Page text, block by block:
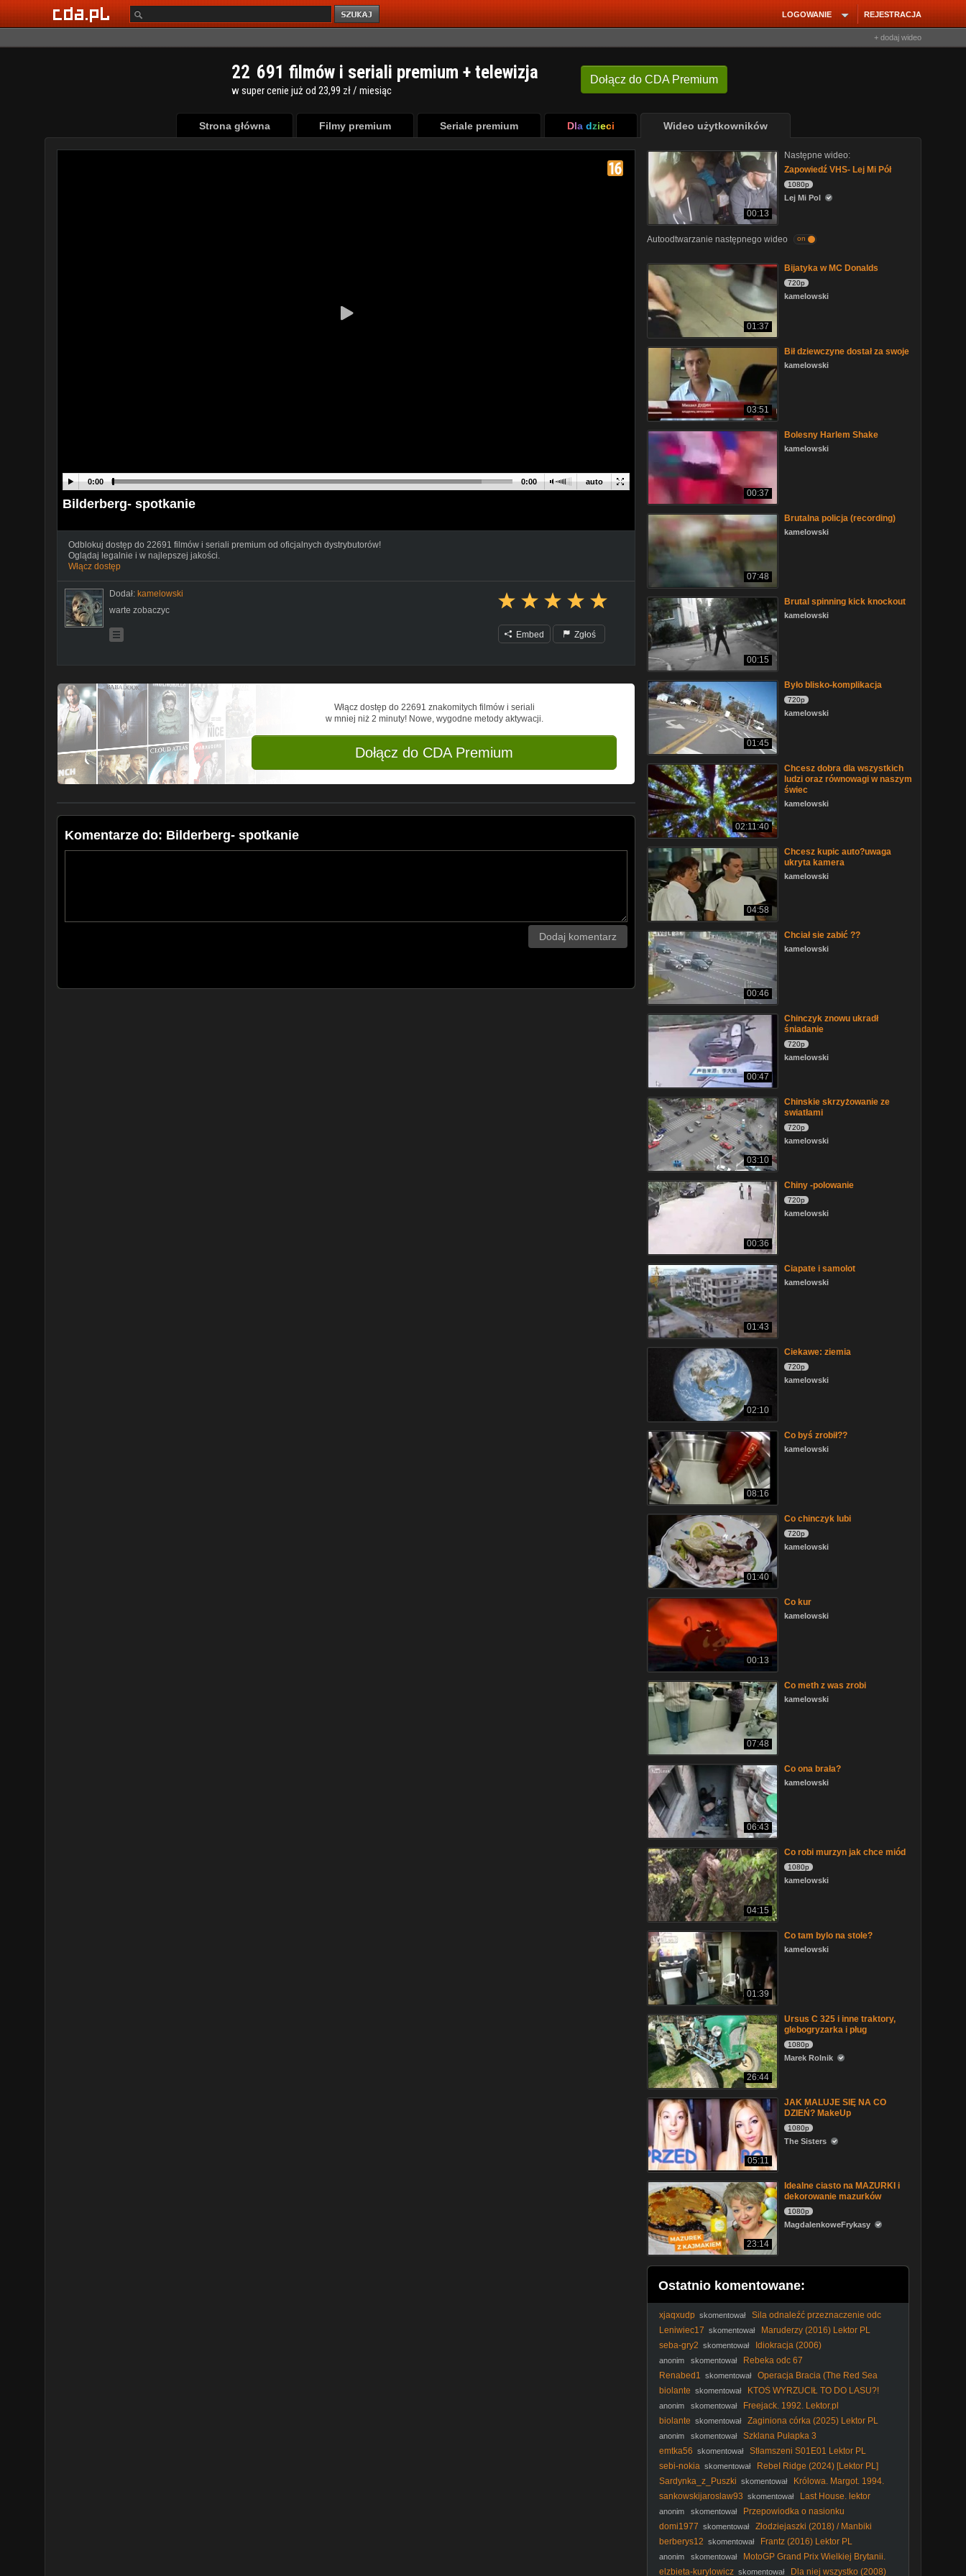
REJESTRACJA
LOGOWANIE
+ dodaj wideo
Dołącz do CDA Premium
22 691 filmów i seriali premium + telewizja
w super cenie już od 23,99 zł / miesiąc
Strona główna Filmy premium Seriale premium Dla dzieci Wideo użytkowników
auto
0:00 0:00
Bilderberg- spotkanie
Odblokuj dostęp do 22691 filmów i seriali premium od oficjalnych dystrybutorów!
Oglądaj legalnie i w najlepszej jakości.
Włącz dostęp
Dodał: kamelowski
warte zobaczyc
Embed Zgłoś
Włącz dostęp do 22691 znakomitych filmów i seriali
w mniej niż 2 minuty! Nowe, wygodne metody aktywacji.
Dołącz do CDA Premium
Komentarze do: Bilderberg- spotkanie
Dodaj komentarz
00:13
Następne wideo:
Zapowiedź VHS- Lej Mi Pół
1080p
Lej Mi Pol
Autoodtwarzanie następnego wideo on
01:37
Bijatyka w MC Donalds
720p
kamelowski
03:51
Bił dziewczyne dostał za swoje
kamelowski
00:37
Bolesny Harlem Shake
kamelowski
07:48
Brutalna policja (recording)
kamelowski
00:15
Brutal spinning kick knockout
kamelowski
01:45
Było blisko-komplikacja
720p
kamelowski
02:11:40
Chcesz dobra dla wszystkich
ludzi oraz równowagi w naszym
świec
kamelowski
04:58
Chcesz kupic auto?uwaga
ukryta kamera
kamelowski
00:46
Chciał sie zabić ??
kamelowski
00:47
Chinczyk znowu ukradł
śniadanie
720p
kamelowski
03:10
Chinskie skrzyżowanie ze
swiatłami
720p
kamelowski
00:36
Chiny -polowanie
720p
kamelowski
01:43
Ciapate i samolot
kamelowski
02:10
Ciekawe: ziemia
720p
kamelowski
08:16
Co byś zrobił??
kamelowski
01:40
Co chinczyk lubi
720p
kamelowski
00:13
Co kur
kamelowski
07:48
Co meth z was zrobi
kamelowski
06:43
Co ona brała?
kamelowski
04:15
Co robi murzyn jak chce miód
1080p
kamelowski
01:39
Co tam bylo na stole?
kamelowski
26:44
Ursus C 325 i inne traktory,
glebogryzarka i pług
1080p
Marek Rolnik
05:11
JAK MALUJE SIĘ NA CO
DZIEŃ? MakeUp
1080p
The Sisters
23:14
Idealne ciasto na MAZURKI i
dekorowanie mazurków
1080p
MagdalenkoweFrykasy
Ostatnio komentowane:
xjaqxudp skomentował
Sila odnaleźć przeznaczenie odc
122
Leniwiec17 skomentował
Maruderzy (2016) Lektor PL
seba-gry2 skomentował Idiokracja (2006)
anonim skomentował
Rebeka odc 67
Renabed1 skomentował
Operacja Bracia (The Red Sea
Diving Resort2019) Lektor Pl 1080p.
biolante skomentował
KTOŚ WYRZUCIŁ TO DO LASU?!
Spacer z Nelą i szokujące znalezisko!
anonim skomentował
Freejack. 1992. Lektor.pl
biolante skomentował Zaginiona córka (2025) Lektor PL
anonim skomentował
Szklana Pułapka 3
emtka56 skomentował
Stłamszeni S01E01 Lektor PL
sebi-nokia skomentował
RebeI Ridge (2024) [Lektor PL]
Sardynka_z_Puszki skomentował
Królowa. Margot. 1994.
Lektor.pl
sankowskijaroslaw93 skomentował Last House. lektor
anonim skomentował
Przepowiodka o nasionku
domi1977 skomentował
Złodziejaszki (2018) / Manbiki
Kazoku
berberys12 skomentował Frantz (2016) Lektor PL
anonim skomentował
MotoGP Grand Prix Wielkiej Brytanii.
SPRINT Polski komentarz 2026-08-08 16-45-26
elzbieta-kurylowicz skomentował Dla niej wszystko (2008)